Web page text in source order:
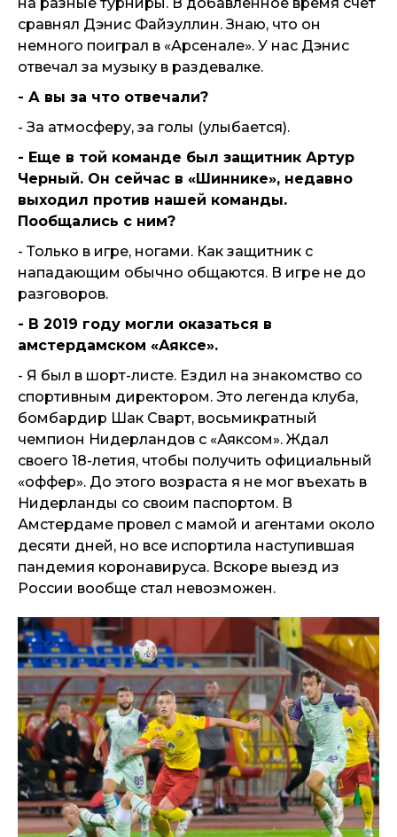
сравнял Дэнис Файзуллин. Знаю, что он
немного поиграл в «Арсенале». У нас Дэнис
отвечал за музыку в раздевалке.
- А вы за что отвечали?
- За атмосферу, за голы (улыбается).
- Еще в той команде был защитник Артур
Черный. Он сейчас в «Шиннике», недавно
выходил против нашей команды.
Пообщались с ним?
- Только в игре, ногами. Как защитник с
нападающим обычно общаются. В игре не до
разговоров.
- В 2019 году могли оказаться в
амстердамском «Аяксе».
- Я был в шорт-листе. Ездил на знакомство со
спортивным директором. Это легенда клуба,
бомбардир Шак Сварт, восьмикратный
чемпион Нидерландов с «Аяксом». Ждал
своего 18-летия, чтобы получить официальный
«оффер». До этого возраста я не мог въехать в
Нидерланды со своим паспортом. В
Амстердаме провел с мамой и агентами около
десяти дней, но все испортила наступившая
пандемия коронавируса. Вскоре выезд из
России вообще стал невозможен.